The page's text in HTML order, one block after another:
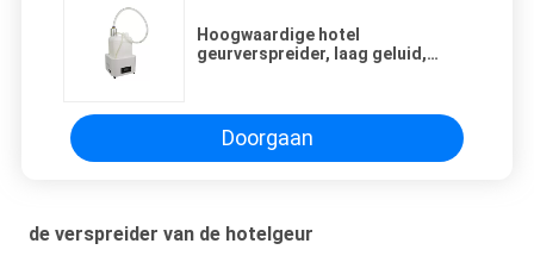
Hoogwaardige hotel
geurverspreider, laag geluid,
Doorgaan
de verspreider van de hotelgeur